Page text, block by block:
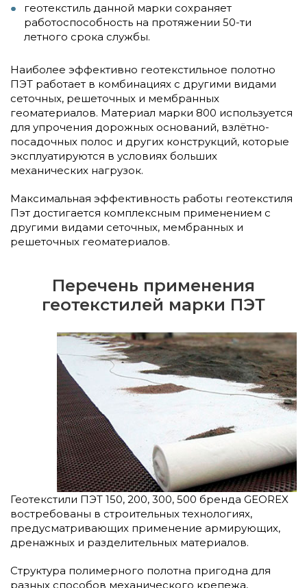
геотекстиль данной марки сохраняет
работоспособность на протяжении 50-ти
летного срока службы.
Наиболее эффективно геотекстильное полотно
ПЭТ работает в комбинациях с другими видами
сеточных, решеточных и мембранных
геоматериалов. Материал марки 800 используется
для упрочения дорожных оснований, взлётно-
посадочных полос и других конструкций, которые
эксплуатируются в условиях больших
механических нагрузок.
Максимальная эффективность работы геотекстиля
Пэт достигается комплексным применением с
другими видами сеточных, мембранных и
решеточных геоматериалов.
Перечень применения
геотекстилей марки ПЭТ
Геотекстили ПЭТ 150, 200, 300, 500 бренда GEOREX
востребованы в строительных технологиях,
предусматривающих применение армирующих,
дренажных и разделительных материалов.
Структура полимерного полотна пригодна для
разных способов механического крепежа,